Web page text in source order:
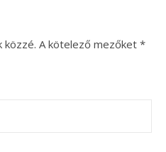
közzé. A kötelező mezőket *